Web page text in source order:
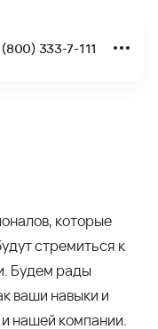
333-7-111
ВКБ-Новостройки -
которые
стремиться к
Будем рады
ваши навыки и
нашей компании.